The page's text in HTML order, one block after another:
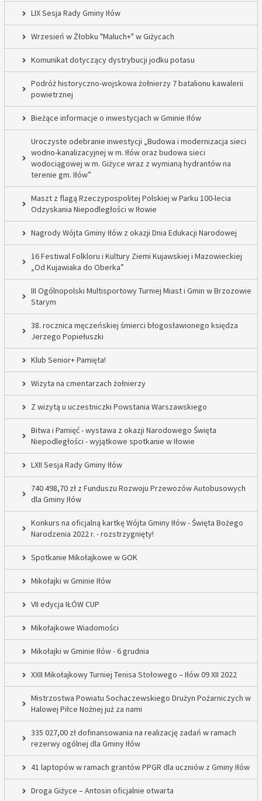
LIX Sesja Rady Gminy Iłów
Wrzesień w Żłobku "Maluch+" w Giżycach
Komunikat dotyczący dystrybucji jodku potasu
Podróż historyczno-wojskowa żołnierzy 7 batalionu kawalerii
powietrznej
Bieżące informacje o inwestycjach w Gminie Iłów
Uroczyste odebranie inwestycji „Budowa i modernizacja sieci
wodno-kanalizacyjnej w m. Iłów oraz budowa sieci
wodociągowej w m. Giżyce wraz z wymianą hydrantów na
terenie gm. Iłów”
Maszt z flagą Rzeczypospolitej Polskiej w Parku 100-lecia
Odzyskania Niepodległości w Iłowie
Nagrody Wójta Gminy Iłów z okazji Dnia Edukacji Narodowej
16 Festiwal Folkloru i Kultury Ziemi Kujawskiej i Mazowieckiej
„Od Kujawiaka do Oberka”
III Ogólnopolski Multisportowy Turniej Miast i Gmin w Brzozowie
Starym
38. rocznica męczeńskiej śmierci błogosławionego księdza
Jerzego Popiełuszki
Klub Senior+ Pamięta!
Wizyta na cmentarzach żołnierzy
Z wizytą u uczestniczki Powstania Warszawskiego
Bitwa i Pamięć - wystawa z okazji Narodowego Święta
Niepodległości - wyjątkowe spotkanie w Iłowie
LXII Sesja Rady Gminy Iłów
740 498,70 zł z Funduszu Rozwoju Przewozów Autobusowych
dla Gminy Iłów
Konkurs na oficjalną kartkę Wójta Gminy Iłów - Święta Bożego
Narodzenia 2022 r. - rozstrzygnięty!
Spotkanie Mikołajkowe w GOK
Mikołajki w Gminie Iłów
VII edycja IŁÓW CUP
Mikołajkowe Wiadomości
Mikołajki w Gminie Iłów - 6 grudnia
XXII Mikołajkowy Turniej Tenisa Stołowego – Iłów 09 XII 2022
Mistrzostwa Powiatu Sochaczewskiego Drużyn Pożarniczych w
Halowej Piłce Nożnej już za nami
335 027,00 zł dofinansowania na realizację zadań w ramach
rezerwy ogólnej dla Gminy Iłów
41 laptopów w ramach grantów PPGR dla uczniów z Gminy Iłów
Droga Giżyce – Antosin oficjalnie otwarta